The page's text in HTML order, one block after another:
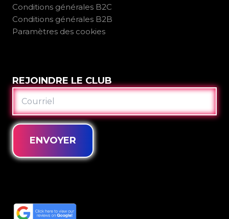
Conditions générales B2C
Conditions générales B2B
Paramètres des cookies
REJOINDRE LE CLUB
COURRIEL
ENVOYER